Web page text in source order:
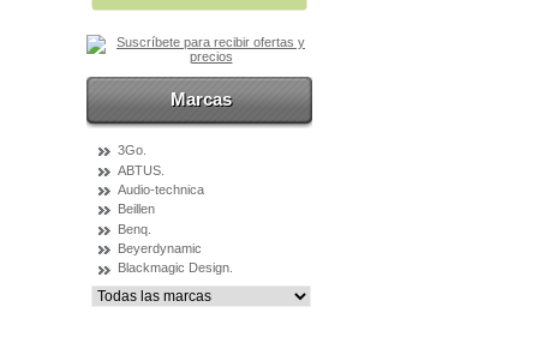
Marcas
3Go.
ABTUS.
Audio-technica
Beillen
Benq.
Beyerdynamic
Blackmagic Design.